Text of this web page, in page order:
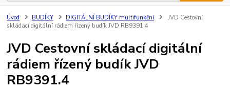
Úvod BUDÍKY DIGITÁLNÍ BUDÍKY multifunkční
JVD Cestovní
skládací digitální rádiem řízený budík JVD RB9391.4
JVD Cestovní skládací digitální
rádiem řízený budík JVD
RB9391.4